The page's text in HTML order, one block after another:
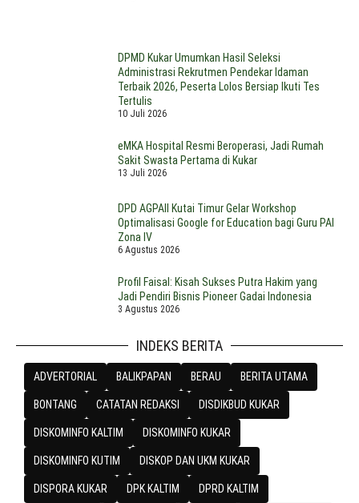
DPMD Kukar Umumkan Hasil Seleksi
Administrasi Rekrutmen Pendekar Idaman
Terbaik 2026, Peserta Lolos Bersiap Ikuti Tes
Tertulis
10 Juli 2026
eMKA Hospital Resmi Beroperasi, Jadi Rumah
Sakit Swasta Pertama di Kukar
13 Juli 2026
DPD AGPAII Kutai Timur Gelar Workshop
Optimalisasi Google for Education bagi Guru PAI
Zona IV
6 Agustus 2026
Profil Faisal: Kisah Sukses Putra Hakim yang
Jadi Pendiri Bisnis Pioneer Gadai Indonesia
3 Agustus 2026
INDEKS BERITA
ADVERTORIAL BALIKPAPAN BERAU BERITA UTAMA
BONTANG CATATAN REDAKSI DISDIKBUD KUKAR
DISKOMINFO KALTIM DISKOMINFO KUKAR
DISKOMINFO KUTIM DISKOP DAN UKM KUKAR
DISPORA KUKAR DPK KALTIM DPRD KALTIM